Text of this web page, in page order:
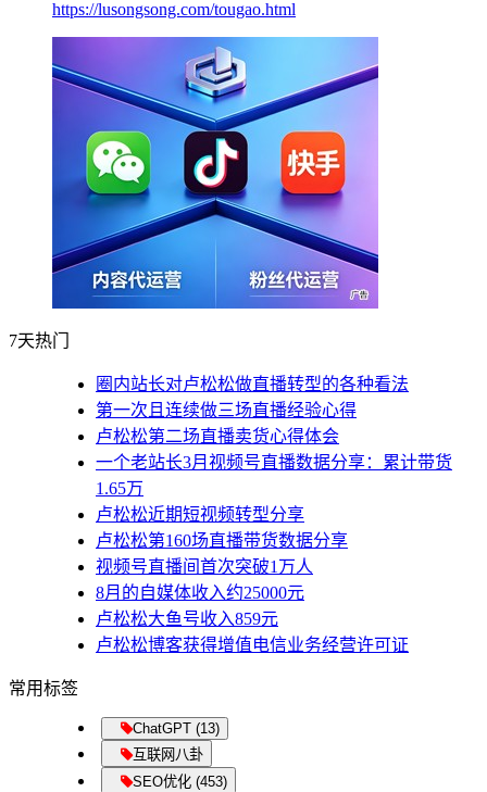
https://lusongsong.com/tougao.html
7天热门
圈内站长对卢松松做直播转型的各种看法
第一次且连续做三场直播经验心得
卢松松第二场直播卖货心得体会
一个老站长3月视频号直播数据分享：累计带货
1.65万
卢松松近期短视频转型分享
卢松松第160场直播带货数据分享
视频号直播间首次突破1万人
8月的自媒体收入约25000元
卢松松大鱼号收入859元
卢松松博客获得增值电信业务经营许可证
常用标签
ChatGPT (13)
互联网八卦
SEO优化 (453)